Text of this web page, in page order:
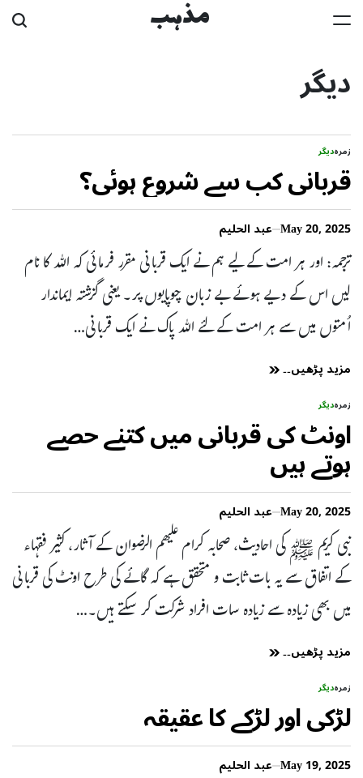
Skip
content
مذہب
دیگر
زمرہدیگر
قربانی کب سے شروع ہوئی؟
May 20, 2025 عبد الحلیم
ترجمہ: اور ہر امت کے لیے ہم نے ایک قربانی مقرر فرمائی کہ اللہ کا نام
لیں اس کے دیے ہوئے بے زبان چوپایوں پر۔ یعنی گزشتہ ایماندار
اُمتوں میں سے ہر امت کے لئے اللہ پاک نے ایک قربانی…
مزید پڑھیں۔۔
زمرہدیگر
اونٹ کی قربانی میں کتنے حصے
ہوتے ہیں
May 20, 2025 عبد الحلیم
نبی کریم ﷺ كی احادیث، صحابہ کرام علیھم الرضوان کے آثار، کثیر فقہاء
کے اتفاق سے یہ بات ثابت و متحقق ہے کہ گائے کی طرح اونٹ کی قربانی
میں بھی زیادہ سے زیادہ سات افراد شرکت کر سکتے ہیں۔…
مزید پڑھیں۔۔
زمرہدیگر
لڑکی اور لڑکے کا عقیقہ
May 19, 2025 عبد الحلیم